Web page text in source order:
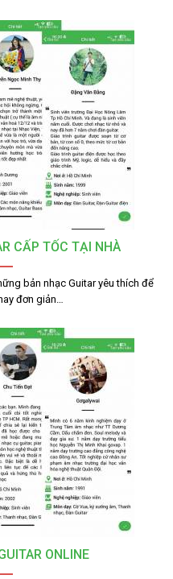
CẤP TỐC TẠI NHÀ
bản nhạc Guitar yêu thích để
đơn giản…
ONLINE